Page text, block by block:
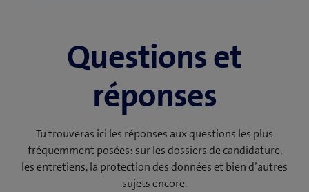
Questions et
réponses
Tu trouveras ici les réponses aux questions les plus
fréquemment posées: sur les dossiers de candidature,
les entretiens, la protection des données et bien d’autres
sujets encore.